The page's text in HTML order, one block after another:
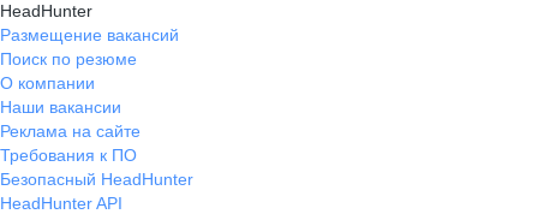
HeadHunter
Размещение вакансий
Поиск по резюме
О компании
Наши вакансии
Реклама на сайте
Требования к ПО
Безопасный HeadHunter
HeadHunter API